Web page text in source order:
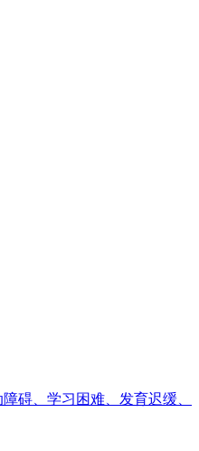
碍、学习困难、发育迟缓、